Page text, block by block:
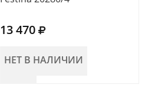
13 470
НЕТ В НАЛИЧИИ